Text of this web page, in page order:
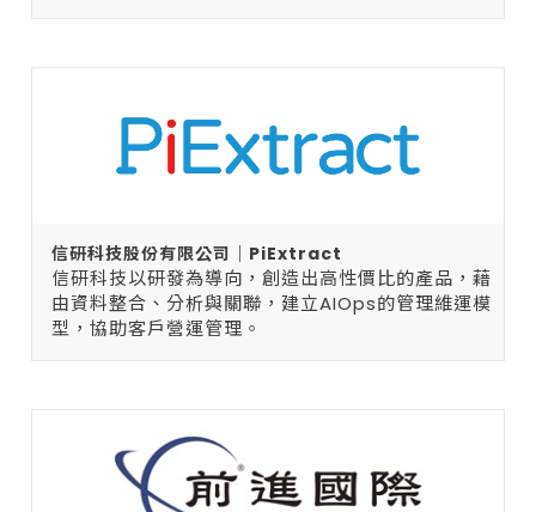
信研科技股份有限公司｜PiExtract
信研科技以研發為導向，創造出高性價比的產品，藉
由資料整合、分析與關聯，建立AIOps的管理維運模
型，協助客戶營運管理。